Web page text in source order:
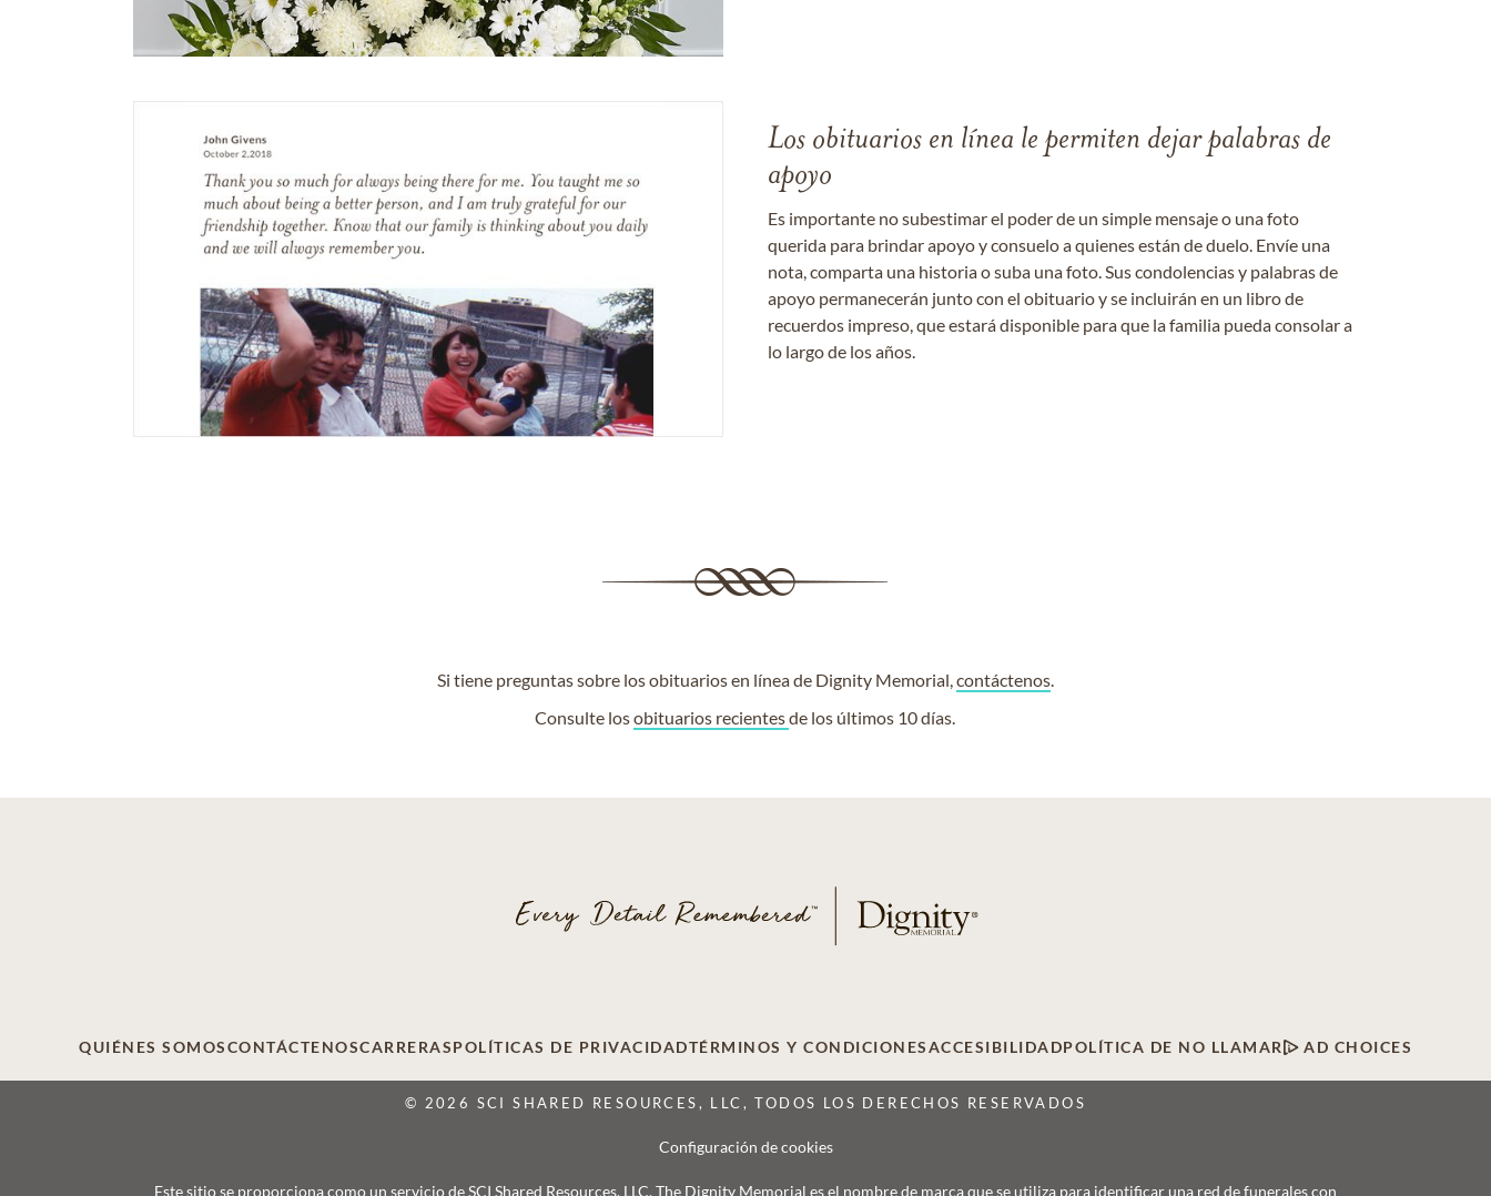
Los obituarios en línea le permiten dejar palabras de
apoyo
Es importante no subestimar el poder de un simple mensaje o una foto
querida para brindar apoyo y consuelo a quienes están de duelo. Envíe una
nota, comparta una historia o suba una foto. Sus condolencias y palabras de
apoyo permanecerán junto con el obituario y se incluirán en un libro de
recuerdos impreso, que estará disponible para que la familia pueda consolar a
lo largo de los años.
Si tiene preguntas sobre los obituarios en línea de Dignity Memorial,contáctenos.
Consulte losobituarios recientesde los últimos 10 días.
QUIÉNES SOMOSCONTÁCTENOSCARRERASPOLÍTICAS DE PRIVACIDADTÉRMINOS Y CONDICIONESACCESIBILIDADPOLÍTICA DE NO LLAMAR AD CHOICES
© 2026 SCI SHARED RESOURCES, LLC, TODOS LOS DERECHOS RESERVADOS
Configuración de cookies
Este sitio se proporciona como un servicio de SCI Shared Resources, LLC. The Dignity Memorial es el nombre de marca que se utiliza para identificar una red de funerales con